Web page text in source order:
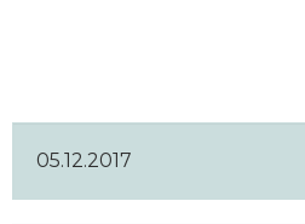
05.12.2017